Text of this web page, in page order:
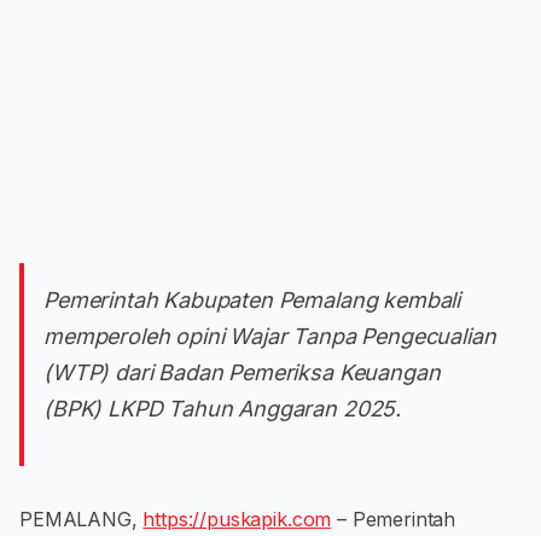
Pemerintah Kabupaten Pemalang kembali
memperoleh opini Wajar Tanpa Pengecualian
(WTP) dari Badan Pemeriksa Keuangan
(BPK) LKPD Tahun Anggaran 2025.
PEMALANG, https://puskapik.com – Pemerintah